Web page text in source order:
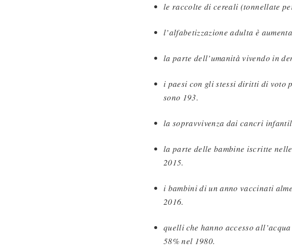
le raccolte di cereali (tonnellate
l’alfabetizzazione adulta è
la parte dell’umanità vivendo in
i paesi con gli stessi diritti di voto
sono 193.
la sopravvivenza dai cancri
la parte delle bambine iscritte
2015.
i bambini di un anno vaccinati
2016.
quelli che hanno accesso
58% nel 1980.